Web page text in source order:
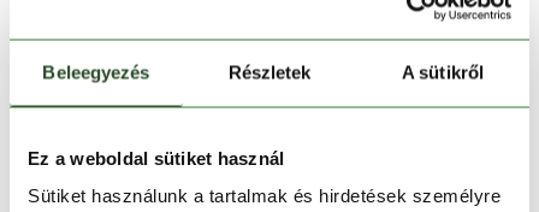
Beleegyezés Részletek A sütikről
Ez a weboldal sütiket használ
Sütiket használunk a tartalmak és hirdetések személyre